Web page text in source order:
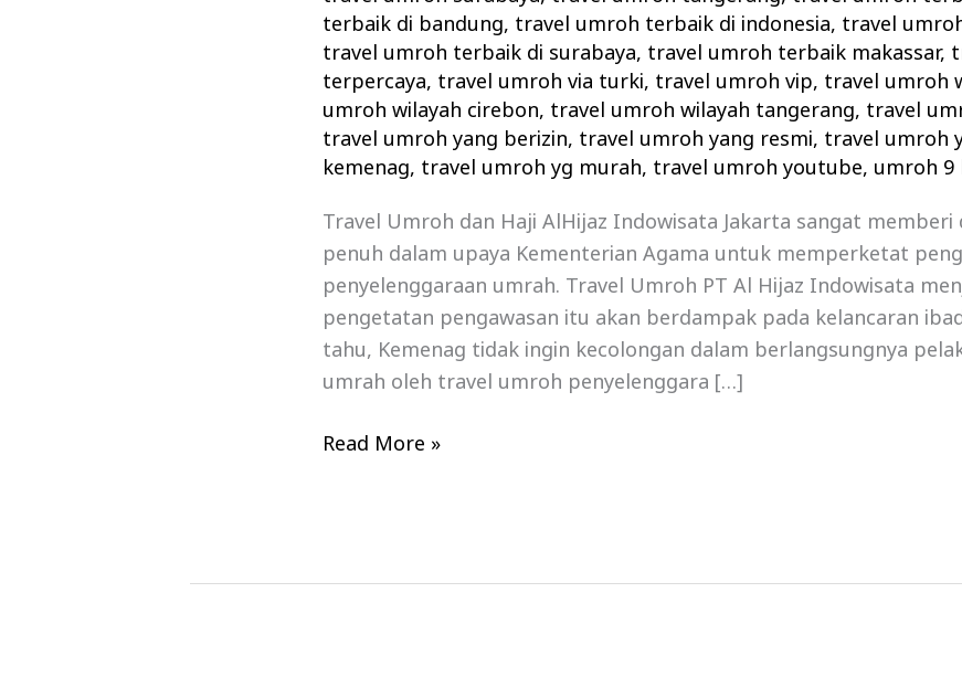
terbaik di bandung, travel umroh terbaik di indonesia, travel
travel umroh terbaik di surabaya, travel umroh terbaik makassar,
terpercaya, travel umroh via turki, travel umroh vip, travel umroh
umroh wilayah cirebon, travel umroh wilayah tangerang, travel
travel umroh yang berizin, travel umroh yang resmi, travel umroh
kemenag, travel umroh yg murah, travel umroh youtube, umroh 9
Travel Umroh dan Haji AlHijaz Indowisata Jakarta sangat memberi
penuh dalam upaya Kementerian Agama untuk memperketat
penyelenggaraan umrah. Travel Umroh PT Al Hijaz Indowisata
pengetatan pengawasan itu akan berdampak pada kelancaran
tahu, Kemenag tidak ingin kecolongan dalam berlangsungnya
umrah oleh travel umroh penyelenggara […]
Read More »